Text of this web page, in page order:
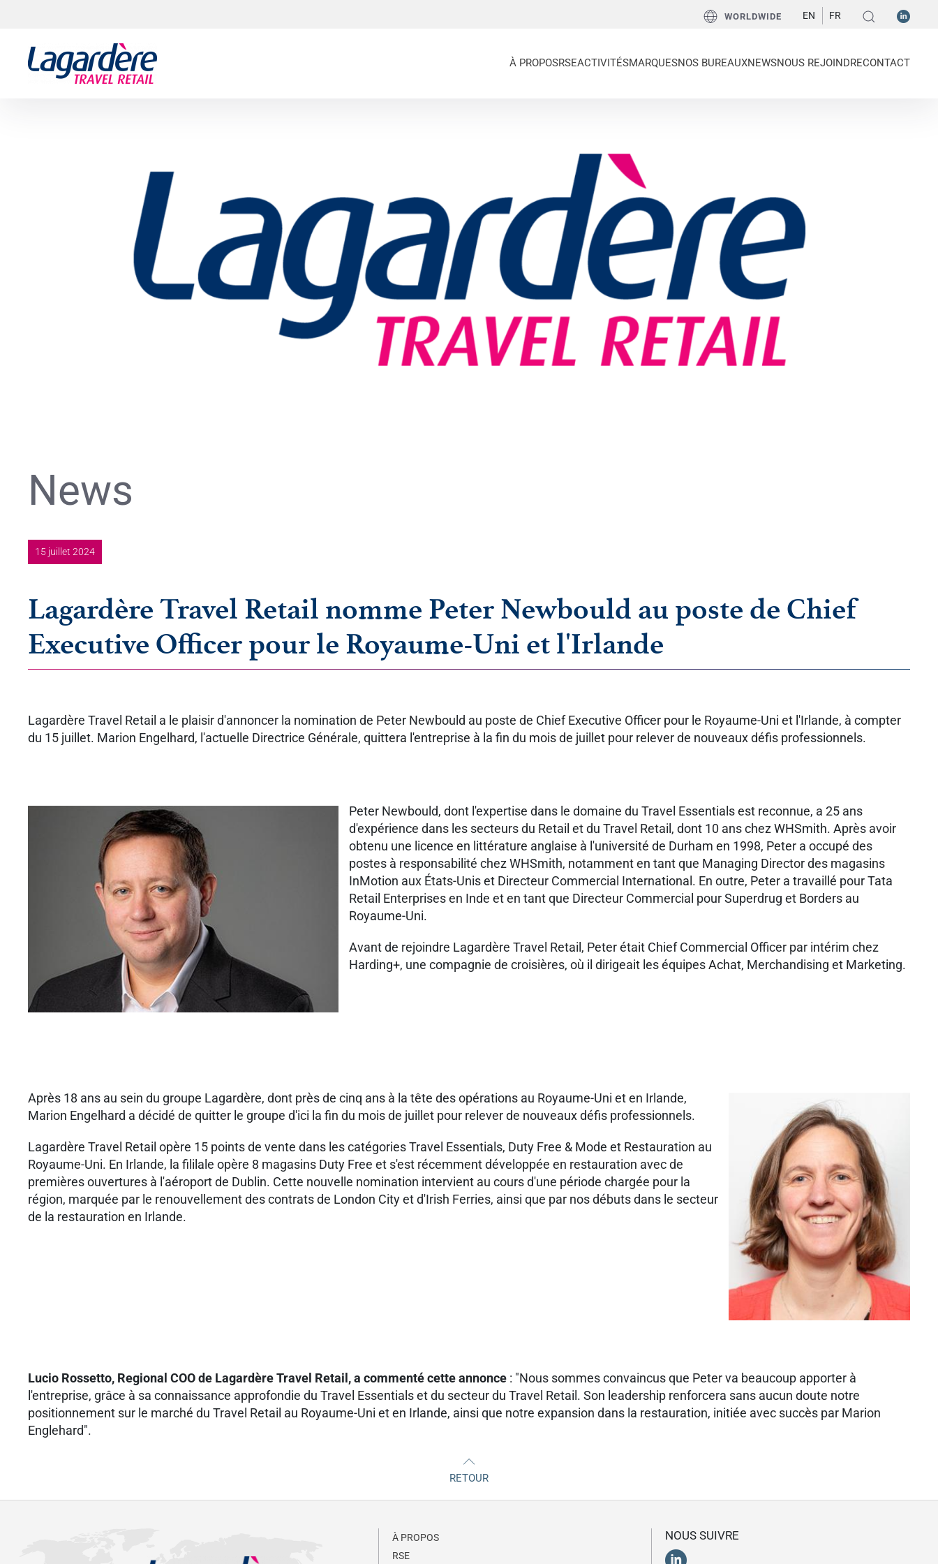
Aller au pied de page
WORLDWIDE EN FR
À PROPOSRSEACTIVITÉSMARQUESNOS BUREAUXNEWSNOUS REJOINDRECONTACT
News
15 juillet 2024
Lagardère Travel Retail nomme Peter Newbould au poste de Chief
Executive Officer pour le Royaume-Uni et l'Irlande
Lagardère Travel Retail a le plaisir d'annoncer la nomination de Peter Newbould au poste de Chief Executive Officer pour le Royaume-Uni et l'Irlande, à compter
du 15 juillet. Marion Engelhard, l'actuelle Directrice Générale, quittera l'entreprise à la fin du mois de juillet pour relever de nouveaux défis professionnels.
Peter Newbould, dont l'expertise dans le domaine du Travel Essentials est reconnue, a 25 ans
d'expérience dans les secteurs du Retail et du Travel Retail, dont 10 ans chez WHSmith. Après avoir
obtenu une licence en littérature anglaise à l'université de Durham en 1998, Peter a occupé des
postes à responsabilité chez WHSmith, notamment en tant que Managing Director des magasins
InMotion aux États-Unis et Directeur Commercial International. En outre, Peter a travaillé pour Tata
Retail Enterprises en Inde et en tant que Directeur Commercial pour Superdrug et Borders au
Royaume-Uni.
Avant de rejoindre Lagardère Travel Retail, Peter était Chief Commercial Officer par intérim chez
Harding+, une compagnie de croisières, où il dirigeait les équipes Achat, Merchandising et Marketing.
Après 18 ans au sein du groupe Lagardère, dont près de cinq ans à la tête des opérations au Royaume-Uni et en Irlande,
Marion Engelhard a décidé de quitter le groupe d'ici la fin du mois de juillet pour relever de nouveaux défis professionnels.
Lagardère Travel Retail opère 15 points de vente dans les catégories Travel Essentials, Duty Free & Mode et Restauration au
Royaume-Uni. En Irlande, la fililale opère 8 magasins Duty Free et s'est récemment développée en restauration avec de
premières ouvertures à l'aéroport de Dublin. Cette nouvelle nomination intervient au cours d'une période chargée pour la
région, marquée par le renouvellement des contrats de London City et d'Irish Ferries, ainsi que par nos débuts dans le secteur
de la restauration en Irlande.
Lucio Rossetto, Regional COO de Lagardère Travel Retail, a commenté cette annonce : "Nous sommes convaincus que Peter va beaucoup apporter à
l'entreprise, grâce à sa connaissance approfondie du Travel Essentials et du secteur du Travel Retail. Son leadership renforcera sans aucun doute notre
positionnement sur le marché du Travel Retail au Royaume-Uni et en Irlande, ainsi que notre expansion dans la restauration, initiée avec succès par Marion
Englehard".
RETOUR
À PROPOS
RSE
NOUS SUIVRE